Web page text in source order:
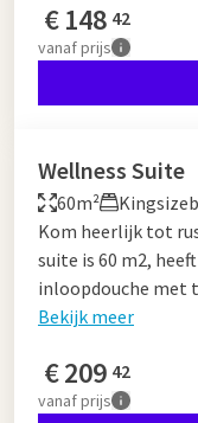
€148 42
vanafprijs
Wellness Suite
60m²
Kom heerlijk tot
suite is 60 m2,
inloopdouche met
Bekijk meer
€209 42
vanafprijs